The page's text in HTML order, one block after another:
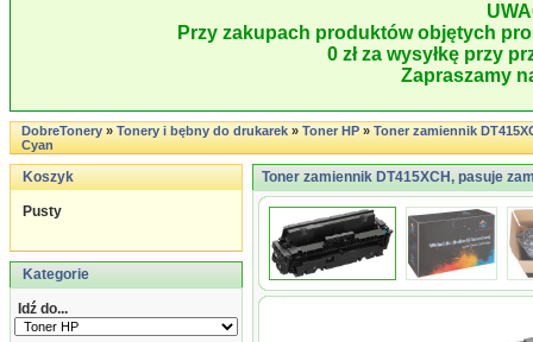
Przy zakupach produktów objętych
0 zł za wysyłkę przy
Zapraszamy
DobreTonery»Tonery i bębny do drukarek»Toner HP»Toner zamiennik
Cyan
Koszyk
Pusty
Kategorie
Idź do...
Toner zamiennik DT415XCH, pasuje